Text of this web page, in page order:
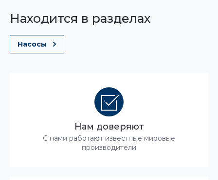
Находится в разделах
Насосы
Нам доверяют
С нами работают известные мировые
производители